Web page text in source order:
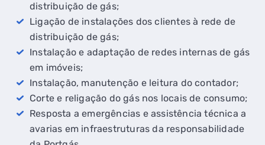
distribuição de gás;
Ligação de instalações dos clientes à rede de
distribuição de gás;
Instalação e adaptação de redes internas de gás
em imóveis;
Instalação, manutenção e leitura do contador;
Corte e religação do gás nos locais de consumo;
Resposta a emergências e assistência técnica a
avarias em infraestruturas da responsabilidade